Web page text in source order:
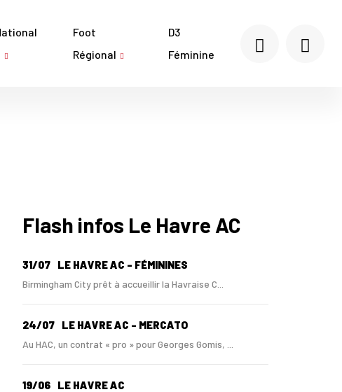
Foot
Régional
D3
Féminine
Flash infos Le Havre AC
31/07 LE HAVRE AC - FÉMININES
Birmingham City prêt à accueillir la Havraise C...
24/07 LE HAVRE AC - MERCATO
Au HAC, un contrat « pro » pour Georges Gomis, ...
19/06 LE HAVRE AC